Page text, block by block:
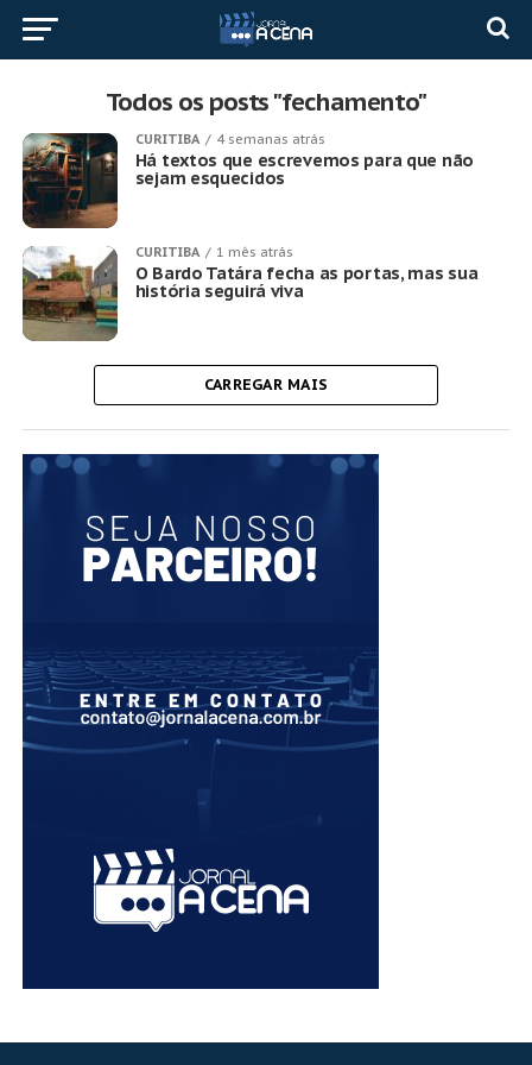
Todos os posts "fechamento"
CURITIBA 4 semanas atrás
Há textos que escrevemos para que não
sejam esquecidos
CURITIBA 1 mês atrás
O Bardo Tatára fecha as portas, mas sua
história seguirá viva
CARREGAR MAIS